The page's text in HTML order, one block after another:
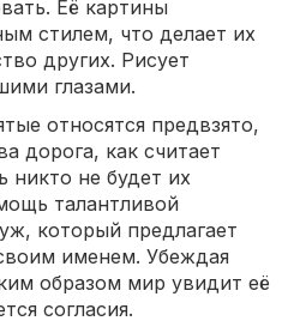
Её картины
стилем, что делает их
других. Рисует
глазами.
относятся предвзято,
дорога, как считает
никто не будет их
талантливой
который предлагает
именем. Убеждая
образом мир увидит её
согласия.